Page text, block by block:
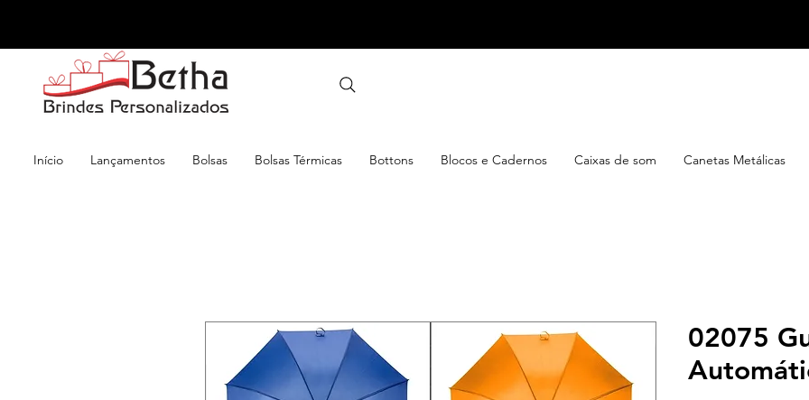
Início Lançamentos Bolsas Bolsas Térmicas Bottons Blocos e Cadernos Caixas de som Canetas Metálicas
02075